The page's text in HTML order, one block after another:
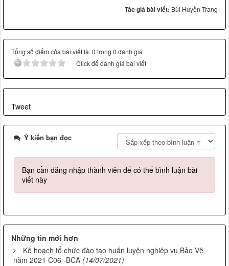
Tác giả bài viết: Bùi Huyền Trang
Tổng số điểm của bài viết là: 0 trong 0 đánh giá
Click để đánh giá bài viết
Tweet
Ý kiến bạn đọc
Bạn cần đăng nhập thành viên để có thể bình luận bài
viết này
Những tin mới hơn
Kế hoạch tổ chức đào tạo huấn luyện nghiệp vụ Bảo Vệ
năm 2021 C06 -BCA (14/07/2021)